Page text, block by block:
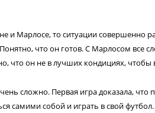
и Марлосе, то ситуации совершенно
что он готов. С Марлосом все
что он не в лучших кондициях,
сложно. Первая игра доказала, что
самими собой и играть в свой